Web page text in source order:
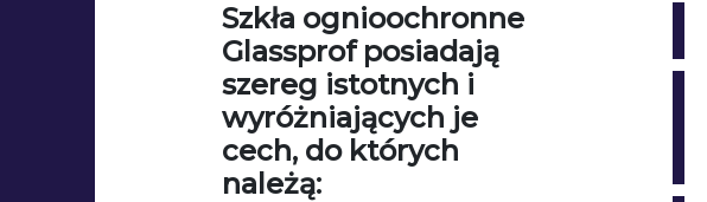
Szkła ognioochronne
Glassprof posiadają
szereg istotnych i
wyróżniających je
cech, do których
należą: